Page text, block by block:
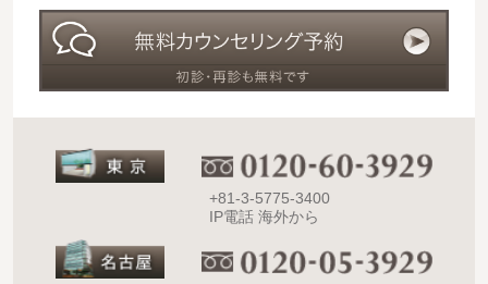
+81-3-5775-3400
IP電話 海外から